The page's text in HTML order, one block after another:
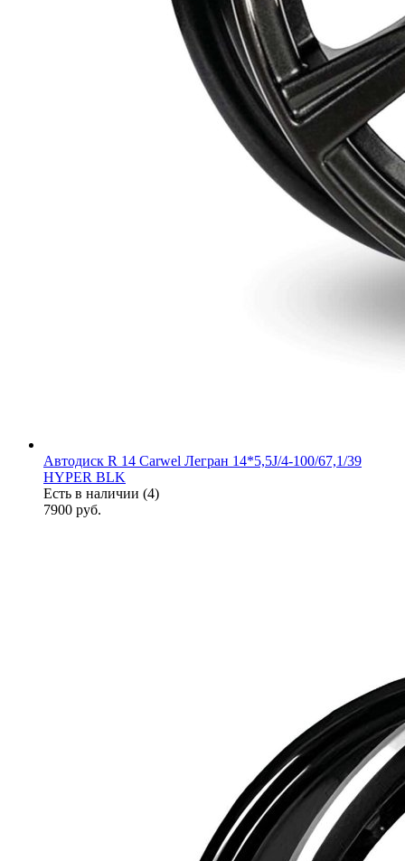
Автодиск R 14 Carwel Легран 14*5,5J/4-100/67,1/39
HYPER BLK
Есть в наличии (4)
7900 руб.